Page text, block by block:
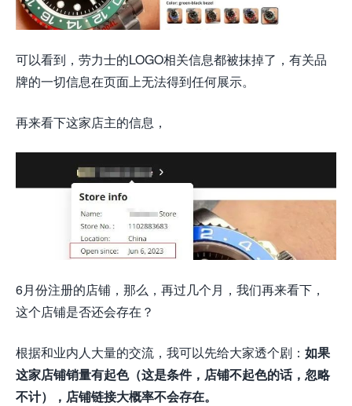
可以看到，劳力士的LOGO相关信息都被抹掉了，有关品
牌的一切信息在页面上无法得到任何展示。
再来看下这家店主的信息，
6月份注册的店铺，那么，再过几个月，我们再来看下，
这个店铺是否还会存在？
根据和业内人大量的交流，我可以先给大家透个剧： 如果
这家店铺销量有起色（这是条件，店铺不起色的话，忽略
不计），店铺链接大概率不会存在。